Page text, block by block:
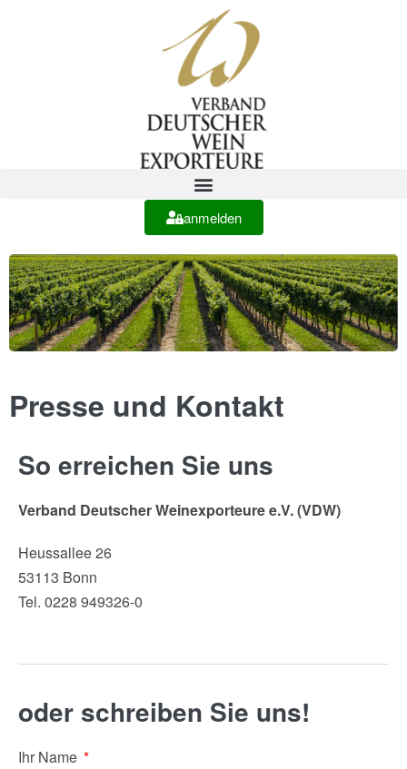
anmelden
Presse und Kontakt
So erreichen Sie uns
Verband Deutscher Weinexporteure e.V. (VDW)
Heussallee 26
53113 Bonn
Tel. 0228 949326-0
oder schreiben Sie uns!
Ihr Name